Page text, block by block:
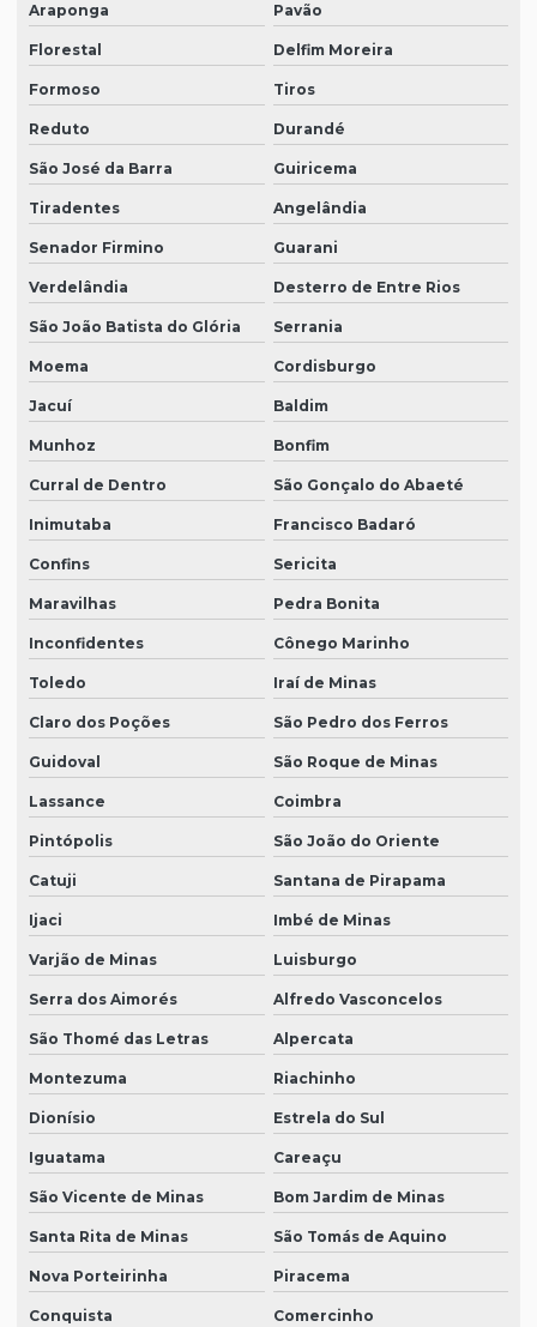
Araponga Pavão
Florestal Delfim Moreira
Formoso Tiros
Reduto Durandé
São José da Barra Guiricema
Tiradentes Angelândia
Senador Firmino Guarani
Verdelândia Desterro de Entre Rios
São João Batista do Glória Serrania
Moema Cordisburgo
Jacuí Baldim
Munhoz Bonfim
Curral de Dentro São Gonçalo do Abaeté
Inimutaba Francisco Badaró
Confins Sericita
Maravilhas Pedra Bonita
Inconfidentes Cônego Marinho
Toledo Iraí de Minas
Claro dos Poções São Pedro dos Ferros
Guidoval São Roque de Minas
Lassance Coimbra
Pintópolis São João do Oriente
Catuji Santana de Pirapama
Ijaci Imbé de Minas
Varjão de Minas Luisburgo
Serra dos Aimorés Alfredo Vasconcelos
São Thomé das Letras Alpercata
Montezuma Riachinho
Dionísio Estrela do Sul
Iguatama Careaçu
São Vicente de Minas Bom Jardim de Minas
Santa Rita de Minas São Tomás de Aquino
Nova Porteirinha Piracema
Conquista Comercinho